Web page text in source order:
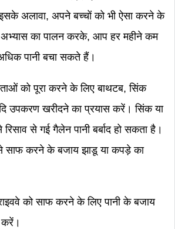
अलावा, अपने बच्चों को भी ऐसा करने के
अभ्यास का पालन करके, आप हर महीने कम
पानी बचा सकते हैं।
को पूरा करने के लिए बाथटब, सिंक
उपकरण खरीदने का प्रयास करें। सिंक या
से गई गैलेन पानी बर्बाद हो सकता है।
से साफ करने के बजाय झाडू या कपड़े का
को साफ करने के लिए पानी के बजाय
करें।